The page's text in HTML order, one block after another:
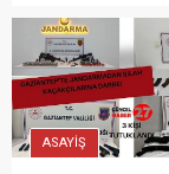
ekiplerinn kimliği
edilemeyen kişinin
kaybettiği
Şehitkamil ilçesi
Mahallesi’ndeki
Park’ta meydana
ASAYİŞ